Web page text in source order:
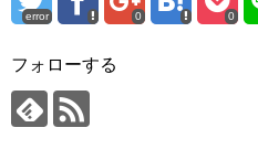
error 0 0
フォローする